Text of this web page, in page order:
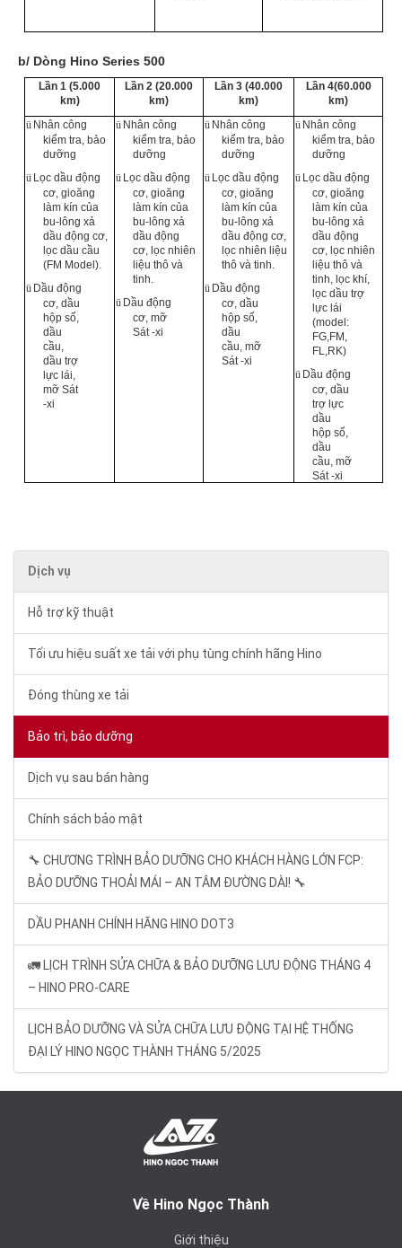
b/ Dòng Hino Series 500
Lần 1 (5.000
km)
Lần 2 (20.000
km)
Lần 3 (40.000
km)
Lần 4(60.000
km)
ü Nhân công
kiểm tra, bảo
dưỡng
ü Lọc dầu động
cơ, gioăng
làm kín của
bu-lông xả
dầu động cơ,
lọc dầu cầu
(FM Model).
ü Dầu động
cơ, dầu
hộp số,
dầu
cầu,
dầu trợ
lực lái,
mỡ Sát
-xi
ü Nhân công
kiểm tra, bảo
dưỡng
ü Lọc dầu động
cơ, gioăng
làm kín của
bu-lông xả
dầu động
cơ, lọc nhiên
liệu thô và
tinh.
ü Dầu động
cơ, mỡ
Sát -xi
ü Nhân công
kiểm tra, bảo
dưỡng
ü Lọc dầu động
cơ, gioăng
làm kín của
bu-lông xả
dầu động cơ,
lọc nhiên liệu
thô và tinh.
ü Dầu động
cơ, dầu
hộp số,
dầu
cầu, mỡ
Sát -xi
ü Nhân công
kiểm tra, bảo
dưỡng
ü Lọc dầu động
cơ, gioăng
làm kín của
bu-lông xả
dầu động
cơ, lọc nhiên
liệu thô và
tinh, lọc khí,
lọc dầu trợ
lực lái
(model:
FG,FM,
FL,RK)
ü Dầu động
cơ, dầu
trợ lực
dầu
hộp số,
dầu
cầu, mỡ
Sát -xi
Dịch vụ
Hỗ trợ kỹ thuật
Tối ưu hiệu suất xe tải với phụ tùng chính hãng Hino
Đóng thùng xe tải
Bảo trì, bảo dưỡng
Dịch vụ sau bán hàng
Chính sách bảo mật
🔧 CHƯƠNG TRÌNH BẢO DƯỠNG CHO KHÁCH HÀNG LỚN FCP:
BẢO DƯỠNG THOẢI MÁI – AN TÂM ĐƯỜNG DÀI! 🔧
DẦU PHANH CHÍNH HÃNG HINO DOT3
🚛 LỊCH TRÌNH SỬA CHỮA & BẢO DƯỠNG LƯU ĐỘNG THÁNG 4
– HINO PRO-CARE
LỊCH BẢO DƯỠNG VÀ SỬA CHỮA LƯU ĐỘNG TẠI HỆ THỐNG
ĐẠI LÝ HINO NGỌC THÀNH THÁNG 5/2025
Về Hino Ngọc Thành
Giới thiệu